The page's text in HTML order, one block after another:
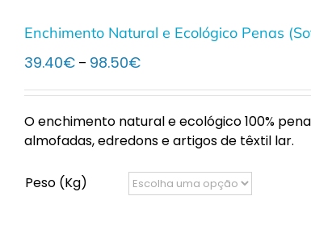
Enchimento Natural e Ecológico Penas
39.40€ – 98.50€Price
39.40€
through
98.50€
O enchimento natural e ecológico 100%
almofadas, edredons e artigos de têxtil lar.
Peso (Kg)